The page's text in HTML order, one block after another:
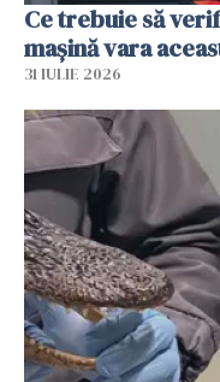
Ce trebuie să
mașină vara
31 IULIE 2026